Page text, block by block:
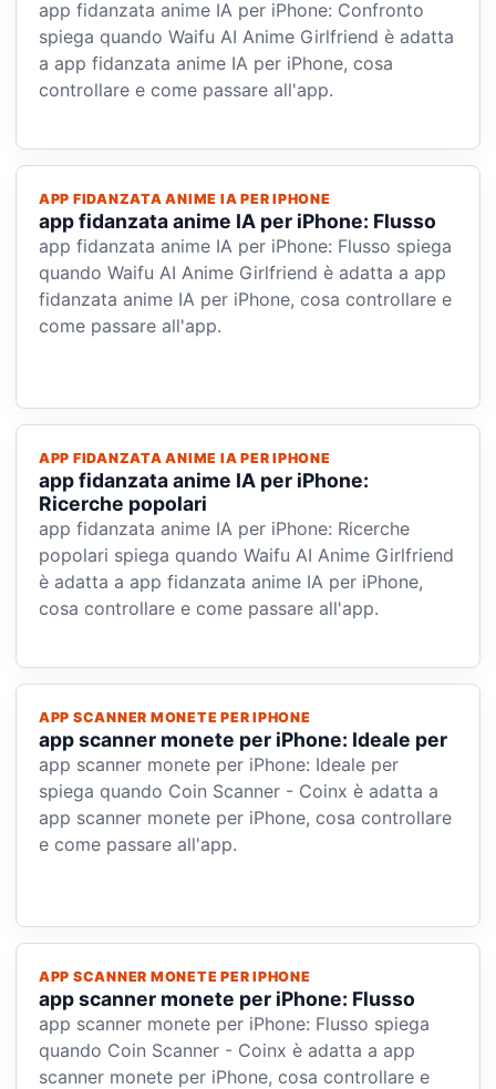
app fidanzata anime IA per iPhone: Confronto
spiega quando Waifu AI Anime Girlfriend è adatta
a app fidanzata anime IA per iPhone, cosa
controllare e come passare all'app.
APP FIDANZATA ANIME IA PER IPHONE
app fidanzata anime IA per iPhone: Flusso
app fidanzata anime IA per iPhone: Flusso spiega
quando Waifu AI Anime Girlfriend è adatta a app
fidanzata anime IA per iPhone, cosa controllare e
come passare all'app.
APP FIDANZATA ANIME IA PER IPHONE
app fidanzata anime IA per iPhone:
Ricerche popolari
app fidanzata anime IA per iPhone: Ricerche
popolari spiega quando Waifu AI Anime Girlfriend
è adatta a app fidanzata anime IA per iPhone,
cosa controllare e come passare all'app.
APP SCANNER MONETE PER IPHONE
app scanner monete per iPhone: Ideale per
app scanner monete per iPhone: Ideale per
spiega quando Coin Scanner - Coinx è adatta a
app scanner monete per iPhone, cosa controllare
e come passare all'app.
APP SCANNER MONETE PER IPHONE
app scanner monete per iPhone: Flusso
app scanner monete per iPhone: Flusso spiega
quando Coin Scanner - Coinx è adatta a app
scanner monete per iPhone, cosa controllare e